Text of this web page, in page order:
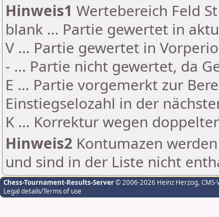
Hinweis1 Wertebereich Feld
blank ... Partie gewertet in
V ... Partie gewertet in
- ... Partie nicht gewertet, da
E ... Partie vorgemerkt zur
Einstiegselozahl in der
K ... Korrektur wegen
Hinweis2 Kontumazen
und sind in der Liste nicht
Chess-Tournament-Results-Server© 2006-2026 Heinz Herzog,
Legal details/Terms of use